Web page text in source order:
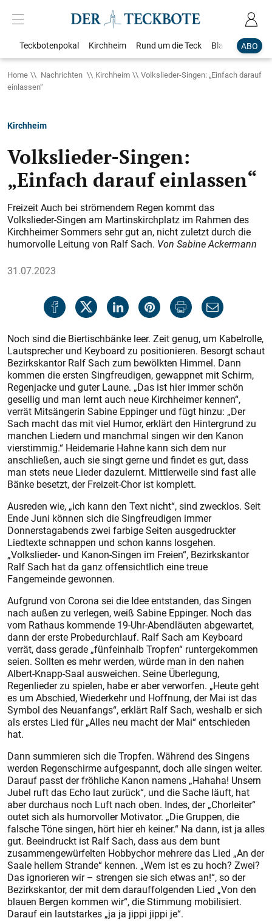
ABO
Teckbotenpokal Kirchheim Rund um die Teck Blaulicht
Home Nachrichten Kirchheim
Volkslieder-Singen: „Einfach darauf
einlassen“
Kirchheim
Volkslieder-Singen:
„Einfach darauf einlassen“
Freizeit Auch bei strömendem Regen kommt das
Volkslieder-Singen am Martinskirchplatz im Rahmen des
Kirchheimer Sommers sehr gut an, nicht zuletzt durch die
humorvolle Leitung von Ralf Sach. Von Sabine Ackermann
31.07.2023
Noch sind die Biertischbänke leer. Zeit genug, um Kabelrolle,
Lautsprecher und Keyboard zu positionieren. Besorgt schaut
Bezirkskantor Ralf Sach zum bewölkten Himmel. Dann
kommen die ersten Singfreudigen, gewappnet mit Schirm,
Regenjacke und guter Laune. „Das ist hier immer schön
gesellig und man lernt auch neue Kirchheimer kennen“,
verrät Mitsängerin Sabine Eppinger und fügt hinzu: „Der
Sach macht das mit viel Humor, erklärt den Hintergrund zu
manchen Liedern und manchmal singen wir den Kanon
vierstimmig.“ Heidemarie Hahne kann sich dem nur
anschließen, auch sie singt gerne und findet es gut, dass
man stets neue Lieder dazulernt. Mittlerweile sind fast alle
Bänke besetzt, der Freizeit-Chor ist komplett.
Ausreden wie, „ich kann den Text nicht“, sind zwecklos. Seit
Ende Juni können sich die Singfreudigen immer
Donnerstagabends zwei farbige Seiten ausgedruckter
Liedtexte schnappen und schon kanns losgehen.
„Volkslieder- und Kanon-Singen im Freien“, Bezirkskantor
Ralf Sach hat da ganz offensichtlich eine treue
Fangemeinde gewonnen.
Aufgrund von Corona sei die Idee entstanden, das Singen
nach außen zu verlegen, weiß Sabine Eppinger. Noch das
vom Rathaus kommende 19-Uhr-Abendläuten abgewartet,
dann der erste Probedurchlauf. Ralf Sach am Keyboard
verrät, dass gerade „fünfeinhalb Tropfen“ runtergekommen
seien. Sollten es mehr werden, würde man in den nahen
Albert-Knapp-Saal ausweichen. Seine Überlegung,
Regenlieder zu spielen, habe er aber verworfen. „Heute geht
es um Abschied, Wiederkehr und Hoffnung, der Mai ist das
Symbol des Neuanfangs“, erklärt Ralf Sach, weshalb er sich
als erstes Lied für „Alles neu macht der Mai“ entschieden
hat.
Dann summieren sich die Tropfen. Während des Singens
werden Regenschirme aufgespannt, doch alle singen weiter.
Darauf passt der fröhliche Kanon namens „Hahaha! Unsern
Jubel ruft das Echo laut zurück“, und die Sache läuft, hat
aber durchaus noch Luft nach oben. Indes, der „Chorleiter“
outet sich als humorvoller Motivator. „Die Gruppen, die
falsche Töne singen, hört hier eh keiner.“ Na dann, ist ja alles
gut. Beeindruckt ist Ralf Sach, dass aus dem bunt
zusammengewürfelten Hobbychor mehrere das Lied „An der
Saale hellem Strande“ kennen. „Wem ist es zu hoch? Zwei?
Das ignorieren wir – strengen sie sich etwas an!“, so der
Bezirkskantor, der mit dem darauffolgenden Lied „Von den
blauen Bergen kommen wir“, die Stimmung mobilisiert.
Darauf ein lautstarkes „ja ja jippi jippi je“.